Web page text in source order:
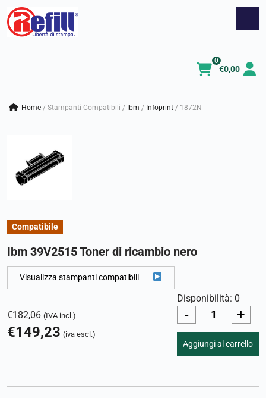
Vai
€0,00
0
Home / Stampanti Compatibili / ibm / infoprint / 1872N
Compatibile
Ibm 39V2515 Toner di ricambio nero
Visualizza stampanti compatibili
€182,06 (IVA incl.)
€149,23 (iva escl.)
Disponibilità: 0
- +
Aggiungi al carrello